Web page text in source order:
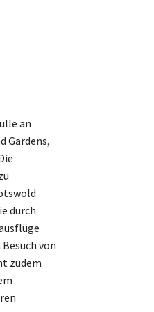
an
Gardens,
durch
von
zudem